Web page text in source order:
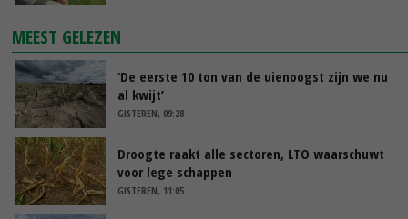
MEEST GELEZEN
‘De eerste 10 ton van de uienoogst zijn we nu
al kwijt’
GISTEREN, 09:28
Droogte raakt alle sectoren, LTO waarschuwt
voor lege schappen
GISTEREN, 11:05